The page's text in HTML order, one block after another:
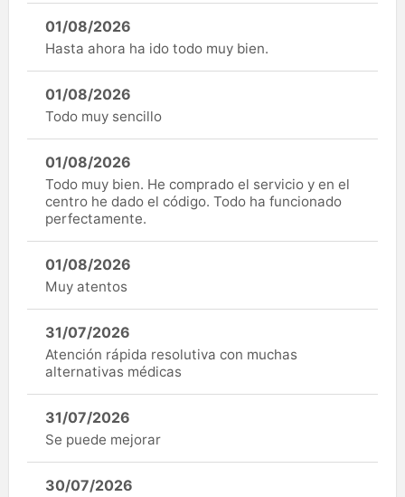
01/08/2026
Hasta ahora ha ido todo muy bien.
01/08/2026
Todo muy sencillo
01/08/2026
Todo muy bien. He comprado el servicio y en el
centro he dado el código. Todo ha funcionado
perfectamente.
01/08/2026
Muy atentos
31/07/2026
Atención rápida resolutiva con muchas
alternativas médicas
31/07/2026
Se puede mejorar
30/07/2026